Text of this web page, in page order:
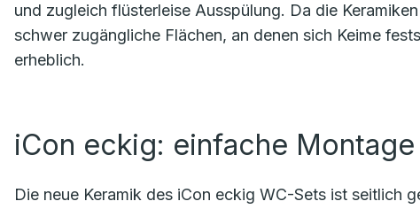
und zugleich flüsterleise Ausspülung. Da die
schwer zugängliche Flächen, an denen sich Keime
erheblich.
iCon eckig: einfache Montage
Die neue Keramik des iCon eckig WC-Sets ist seitlich